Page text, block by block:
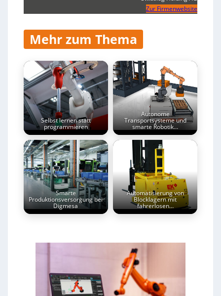
Zur Firmenwebsite
Mehr zum Thema
Selbst lernen statt
programmieren
Autonome
Transportsysteme und
smarte Robotik…
Smarte
Produktionsversorgung bei
Digmesa
Automatisierung von
Blocklagern mit
fahrerlosen…